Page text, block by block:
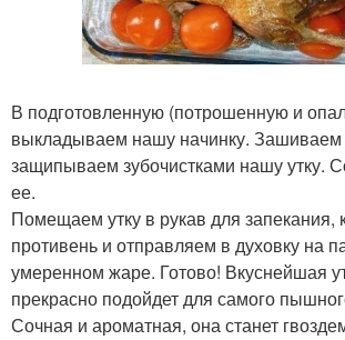
В подготовленную (потрошенную и
выкладываем нашу начинку. Зашиваем
защипываем зубочистками нашу утку.
ее.
Помещаем утку в рукав для запекания,
противень и отправляем в духовку на
умеренном жаре. Готово! Вкуснейшая
прекрасно подойдет для самого
Сочная и ароматная, она станет